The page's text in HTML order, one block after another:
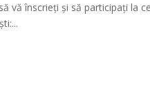
vă înscrieți și să participați la